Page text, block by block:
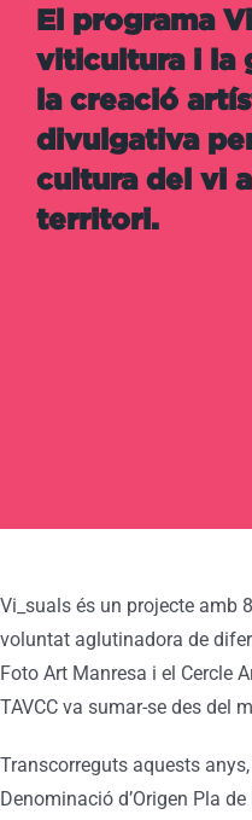
El programa
viticultura i la
la creació
divulgativa
cultura del vi
territori.
Vi_suals és un projecte amb
voluntat aglutinadora de
Foto Art Manresa i el Cercle
TAVCC va sumar-se des del
Transcorreguts aquests
Denominació d’Origen Pla